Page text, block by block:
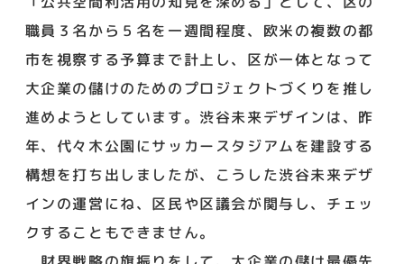
職員３名から５名を一週間程度、欧米の複数の都
市を視察する予算まで計上し、区が一体となって
大企業の儲けのためのプロジェクトづくりを推し
進めようとしています。渋谷未来デザインは、昨
年、代々木公園にサッカースタジアムを建設する
構想を打ち出しましたが、こうした渋谷未来デザ
インの運営にね、区民や区議会が関与し、チェッ
クすることもできません。